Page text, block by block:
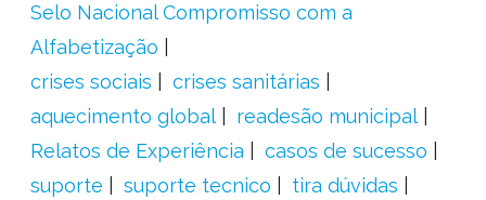
Selo Nacional Compromisso com a
Alfabetização
crises sociais
crises sanitárias
aquecimento global
readesão municipal
Relatos de Experiência
casos de sucesso
suporte
suporte tecnico
tira dúvidas